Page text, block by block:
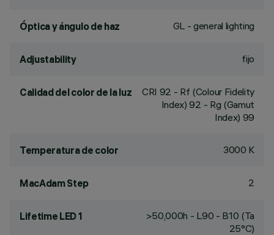
Óptica y ángulo de haz GL - general lighting
Adjustability fijo
Calidad del color de la luz CRI 92 - Rf (Colour Fidelity
Index) 92 - Rg (Gamut
Index) 99
Temperatura de color 3000 K
MacAdam Step 2
Lifetime LED 1
>50,000h - L90 - B10 (Ta
25°C)